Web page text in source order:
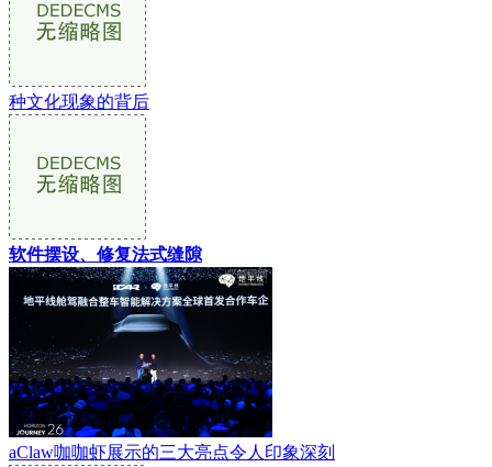
种文化现象的背后
软件摆设、修复法式缝隙
aClaw咖咖虾展示的三大亮点令人印象深刻